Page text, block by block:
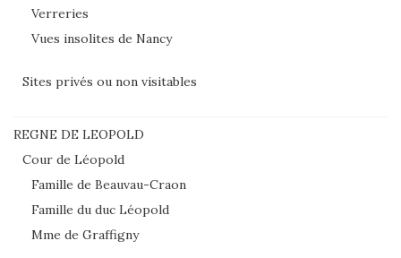
Verreries
Vues insolites de Nancy
Sites privés ou non visitables
REGNE DE LEOPOLD
Cour de Léopold
Famille de Beauvau-Craon
Famille du duc Léopold
Mme de Graffigny